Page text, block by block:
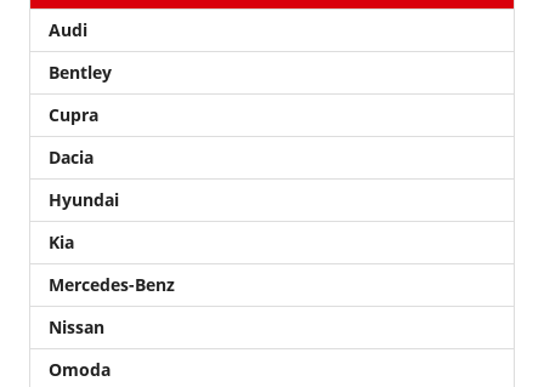
Audi
Bentley
Cupra
Dacia
Hyundai
Kia
Mercedes-Benz
Nissan
Omoda